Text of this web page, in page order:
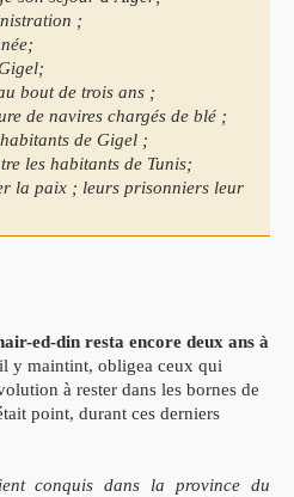
;
bout de trois ans ;
de navires chargés de blé ;
de Gigel ;
les habitants de Tunis;
la paix ; leurs prisonniers leur
ed-din resta encore deux ans à
y maintint, obligea ceux qui
à rester dans les bornes de
point, durant ces derniers
conquis dans la province du